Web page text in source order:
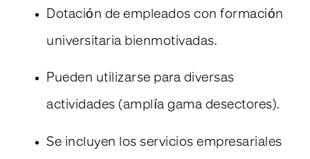
Dotación de empleados con formación
universitaria bienmotivadas.
Pueden utilizarse para diversas
actividades (amplía gama desectores).
Se incluyen los servicios empresariales